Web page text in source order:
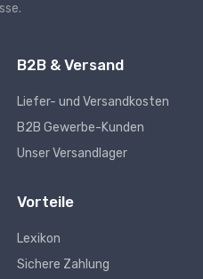
B2B & Versand
Liefer- und Versandkosten
B2B Gewerbe-Kunden
Unser Versandlager
Vorteile
Lexikon
Sichere Zahlung